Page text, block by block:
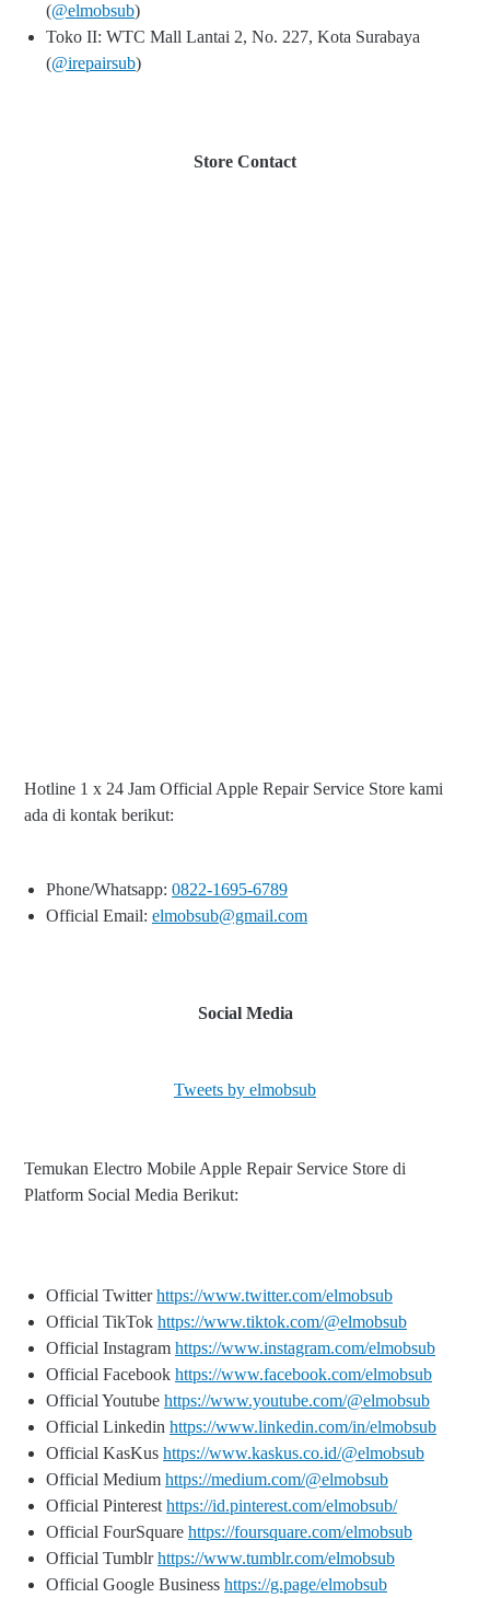
(@elmobsub)
Toko II: WTC Mall Lantai 2, No. 227, Kota Surabaya
(@irepairsub)
Store Contact
Hotline 1 x 24 Jam Official Apple Repair Service Store kami
ada di kontak berikut:
Phone/Whatsapp: 0822-1695-6789
Official Email: elmobsub@gmail.com
Social Media
Tweets by elmobsub
Temukan Electro Mobile Apple Repair Service Store di
Platform Social Media Berikut:
Official Twitterhttps://www.twitter.com/elmobsub
Official TikTok https://www.tiktok.com/@elmobsub
Official Instagram https://www.instagram.com/elmobsub
Official Facebook https://www.facebook.com/elmobsub
Official Youtube https://www.youtube.com/@elmobsub
Official Linkedin https://www.linkedin.com/in/elmobsub
Official KasKus https://www.kaskus.co.id/@elmobsub
Official Medium https://medium.com/@elmobsub
Official Pinterest https://id.pinterest.com/elmobsub/
Official FourSquare https://foursquare.com/elmobsub
Official Tumblrhttps://www.tumblr.com/elmobsub
Official Google Business https://g.page/elmobsub